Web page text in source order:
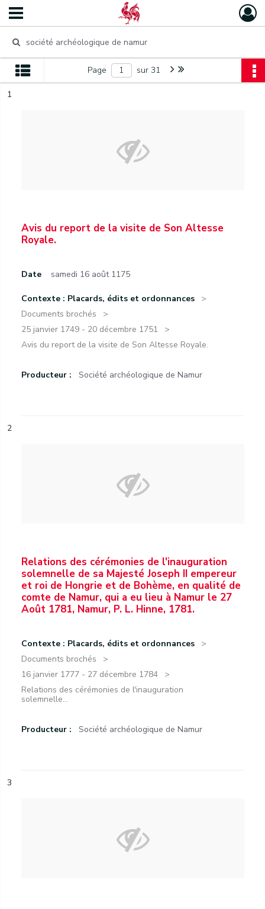
Page sur 31
1
Avis du report de la visite de Son Altesse
Royale.
Date samedi 16 août 1175
Contexte : Placards, édits et ordonnances
Documents brochés
25 janvier 1749 - 20 décembre 1751
Avis du report de la visite de Son Altesse Royale.
Producteur : Société archéologique de Namur
2
Relations des cérémonies de l'inauguration
solemnelle de sa Majesté Joseph II empereur
et roi de Hongrie et de Bohème, en qualité de
comte de Namur, qui a eu lieu à Namur le 27
Août 1781, Namur, P. L. Hinne, 1781.
Contexte : Placards, édits et ordonnances
Documents brochés
16 janvier 1777 - 27 décembre 1784
Relations des cérémonies de l'inauguration
solemnelle...
Producteur : Société archéologique de Namur
3